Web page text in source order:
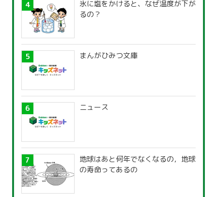
氷に塩をかけると、なぜ温度が下が
るの？
まんがひみつ文庫
ニュース
地球はあと何年でなくなるの，地球
の寿命ってあるの